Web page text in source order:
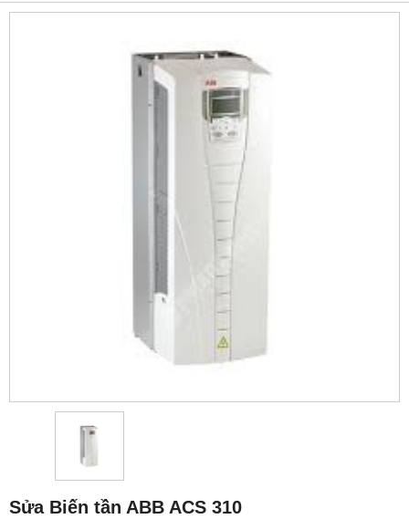
Sửa Biến tần ABB ACS 310